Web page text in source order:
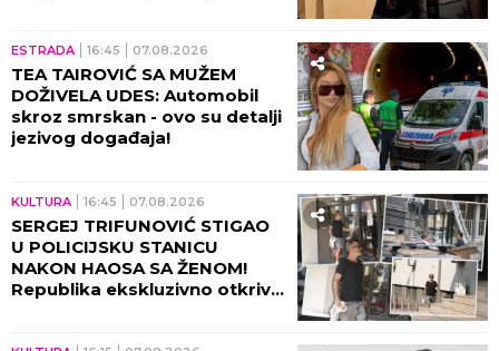
ESTRADA 16:45 07.08.2026
TEA TAIROVIĆ SA MUŽEM
DOŽIVELA UDES: Automobil
skroz smrskan - ovo su detalji
jezivog događaja!
KULTURA 16:45 07.08.2026
SERGEJ TRIFUNOVIĆ STIGAO
U POLICIJSKU STANICU
NAKON HAOSA SA ŽENOM!
Republika ekskluzivno otkriva